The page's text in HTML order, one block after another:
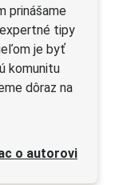
prinášame
tipy
je byť
komunitu
dôraz na
o autorovi